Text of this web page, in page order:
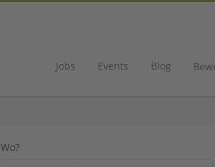
Jobs Events Blog
Wo?